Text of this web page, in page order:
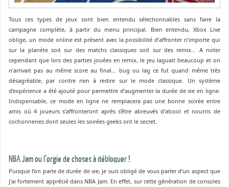
Tous ces types de jeux sont bien entendu sélectionnables sans faire la
campagne complète, à partir du menu principal. Bien entendu, Xbox Live
oblige, un mode online est présent avec la possibilité d’affronter n’importe qui
sur la planète soit sur des matchs classiques soit sur des remix… A noter
cependant que lors des parties jouées en remix, le jeu laguait beaucoup et on
n’arrivait pas au même score au final… bug ou lag ce fut quand même très
désagréable, par contre rien à redire sur le mode classique. Un système
d’expérience a été ajouté pour permettre d’augmenter la durée de vie en ligne.
Indispensable, ce mode en ligne ne remplacera pas une bonne soirée entre
amis où 4 joueurs s’affronteront après s’être abreuvés d’alcool et nourris de
cochonneries dont seules les soirées geeks ont le secret.
NBA Jam ou l’orgie de choses à débloquer !
Puisque l’on parle de durée de vie, je suis obligé de vous parler d’un aspect que
j’ai fortement apprécié dans NBA Jam. En effet, sur cette génération de consoles